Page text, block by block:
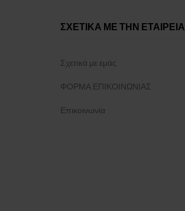
ΣΧΕΤΙΚΑ ΜΕ ΤΗΝ ΕΤΑΙΡΕΙΑ
Σχετικά με εμάς
ΦΟΡΜΑ ΕΠΙΚΟΙΝΩΝΙΑΣ
Επικοινωνία